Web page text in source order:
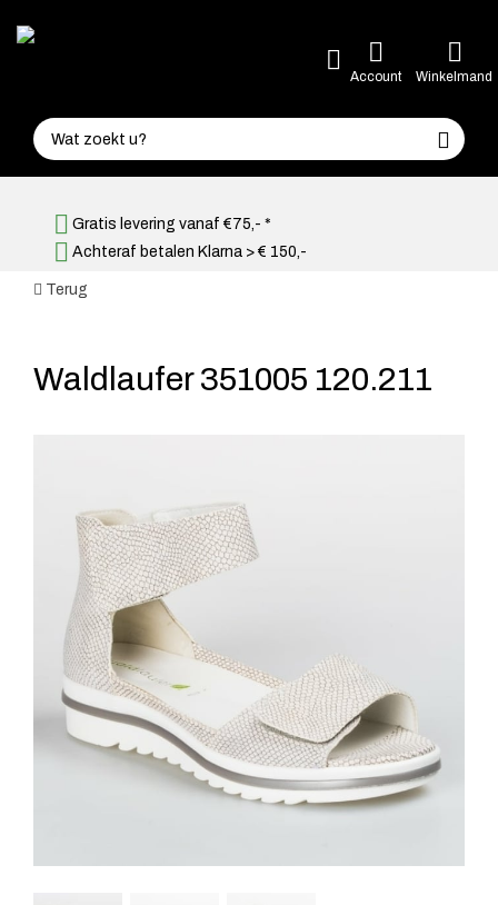
Account Winkelmand
Gratis levering vanaf €75,- *
Achteraf betalen Klarna > € 150,-
Terug
Waldlaufer 351005 120.211